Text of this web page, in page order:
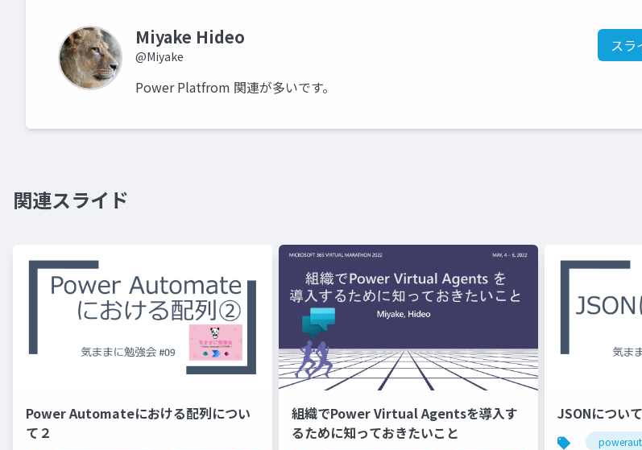
Miyake Hideo
@Miyake
スラ
Power Platfrom 関連が多いです。
関連スライド
Power Automateにおける配列につい
て２
組織でPower Virtual Agentsを導入す
るために知っておきたいこと
JSONについて